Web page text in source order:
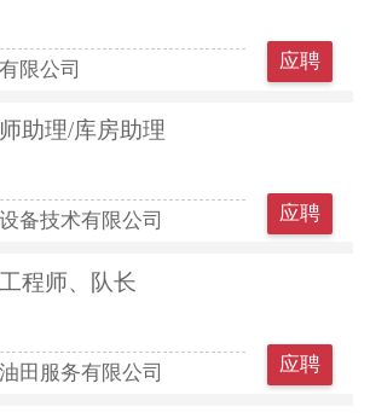
限公司
应聘
助理/库房助理
备技术有限公司
应聘
程师、队长
田服务有限公司
应聘